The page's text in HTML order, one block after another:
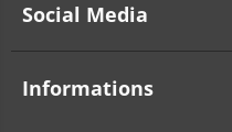
Social Media
Informations